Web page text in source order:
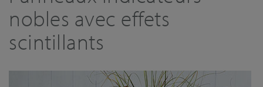
nobles avec effets
scintillants